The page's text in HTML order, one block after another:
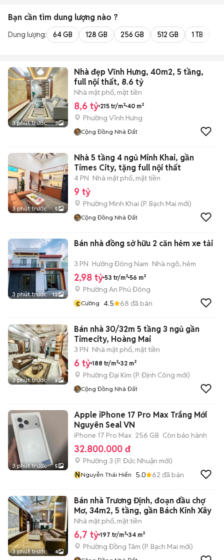
Bạn cần tìm dung lượng nào ?
Dung lượng: 64 GB 128 GB 256 GB 512 GB 1 TB
3 phút trước 3
Nhà đẹp Vĩnh Hưng, 40m2, 5 tầng,
full nội thất, 8.6 tỷ
Nhà mặt phố, mặt tiền
8,6 tỷ 215 tr/m² 40 m²
Phường Vĩnh Hưng
Cộng Đồng Nhà Đất
3 phút trước 5
Nhà 5 tầng 4 ngủ Minh Khai, gần
Times City, tặng full nội thất
4 PN Nhà mặt phố, mặt tiền
9 tỷ
Phường Minh Khai (P. Bạch Mai mới)
Cộng Đồng Nhà Đất
3 phút trước 12
Bán nhà đồng sở hữu 2 căn hẻm xe tải
3 PN Hướng Đông Nam Nhà ngõ, hẻm
2,98 tỷ 53 tr/m² 56 m²
Phường An Phú Đông
c Cường 4.5 68 đã bán
3 phút trước 2
Bán nhà 30/32m 5 tầng 3 ngủ gần
Timecity, Hoàng Mai
3 PN Nhà mặt phố, mặt tiền
6 tỷ 188 tr/m² 32 m²
Phường Đại Kim (P. Định Công mới)
Cộng Đồng Nhà Đất
3 phút trước 5
Apple iPhone 17 Pro Max Trắng Mới
Nguyên Seal VN
iPhone 17 Pro Max 256 GB Còn bảo hành
32.800.000 đ
Phường 3 (P. Đức Nhuận mới)
NNguyễn Thái Hiển 5.0 62 đã bán
3 phút trước 4
Bán nhà Trương Định, đoạn đầu chợ
Mơ, 34m2, 5 tầng, gần Bách Kinh Xây
Nhà mặt phố, mặt tiền
6,7 tỷ 197 tr/m² 34 m²
Phường Đồng Tâm (P. Bạch Mai mới)